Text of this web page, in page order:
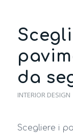
da
INTERIOR DESIGN
Scegliere i